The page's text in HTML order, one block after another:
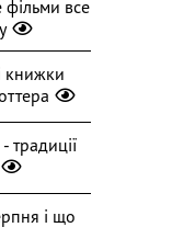
фільми все
книжки
традиції
і що